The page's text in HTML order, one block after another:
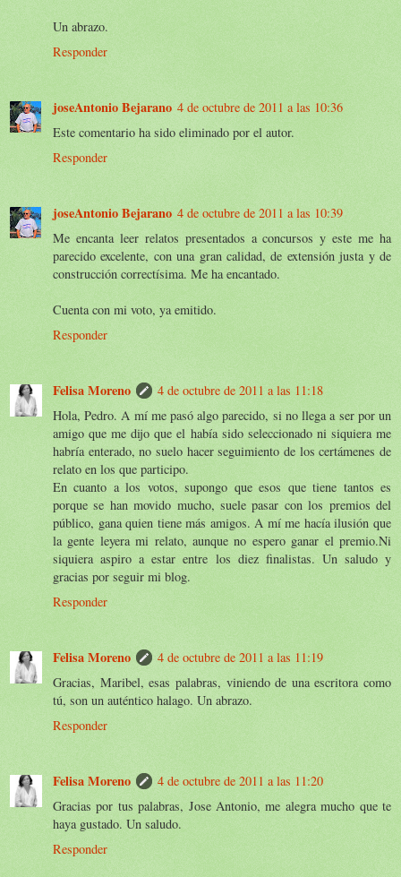
Un abrazo.
Responder
joseAntonio Bejarano 4 de octubre de 2011 a las 10:36
Este comentario ha sido eliminado por el autor.
Responder
joseAntonio Bejarano 4 de octubre de 2011 a las 10:39
Me encanta leer relatos presentados a concursos y este me ha
parecido excelente, con una gran calidad, de extensión justa y de
construcción correctísima. Me ha encantado.
Cuenta con mi voto, ya emitido.
Responder
Felisa Moreno
4 de octubre de 2011 a las 11:18
Hola, Pedro. A mí me pasó algo parecido, si no llega a ser por un
amigo que me dijo que el había sido seleccionado ni siquiera me
habría enterado, no suelo hacer seguimiento de los certámenes de
relato en los que participo.
En cuanto a los votos, supongo que esos que tiene tantos es
porque se han movido mucho, suele pasar con los premios del
público, gana quien tiene más amigos. A mí me hacía ilusión que
la gente leyera mi relato, aunque no espero ganar el premio.Ni
siquiera aspiro a estar entre los diez finalistas. Un saludo y
gracias por seguir mi blog.
Responder
Felisa Moreno
4 de octubre de 2011 a las 11:19
Gracias, Maribel, esas palabras, viniendo de una escritora como
tú, son un auténtico halago. Un abrazo.
Responder
Felisa Moreno
4 de octubre de 2011 a las 11:20
Gracias por tus palabras, Jose Antonio, me alegra mucho que te
haya gustado. Un saludo.
Responder